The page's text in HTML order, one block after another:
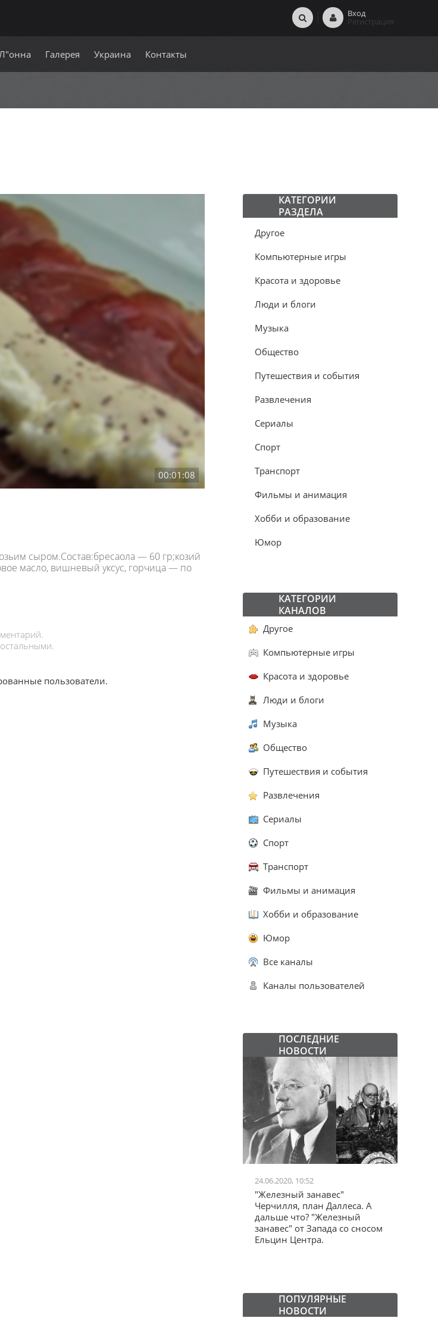
Вход
Регистрация
Галерея Украина Контакты
00:01:08
сыром.Состав:бресаола — 60 гр;козий
масло, вишневый уксус, горчица — по
пользователи.
КАТЕГОРИИ
РАЗДЕЛА
Другое
Компьютерные игры
Красота и здоровье
Люди и блоги
Музыка
Общество
Путешествия и события
Развлечения
Сериалы
Спорт
Транспорт
Фильмы и анимация
Хобби и образование
Юмор
КАТЕГОРИИ
КАНАЛОВ
Другое
Компьютерные игры
Красота и здоровье
Люди и блоги
Музыка
Общество
Путешествия и события
Развлечения
Сериалы
Спорт
Транспорт
Фильмы и анимация
Хобби и образование
Юмор
Все каналы
Каналы пользователей
ПОСЛЕДНИЕ
НОВОСТИ
24.06.2020, 10:52
"Железный занавес"
Черчилля, план Даллеса. А
дальше что? "Железный
занавес" от Запада со сносом
Ельцин Центра.
ПОПУЛЯРНЫЕ
НОВОСТИ